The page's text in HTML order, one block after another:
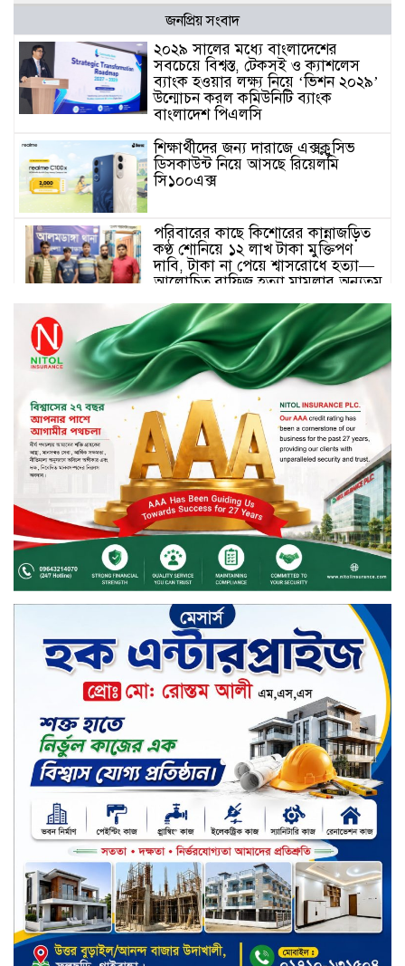
জনপ্রিয় সংবাদ
২০২৯ সালের মধ্যে বাংলাদেশের
সবচেয়ে বিশ্বস্ত, টেকসই ও ক্যাশলেস
ব্যাংক হওয়ার লক্ষ্য নিয়ে ‘ভিশন ২০২৯’
উন্মোচন করল কমিউনিটি ব্যাংক
বাংলাদেশ পিএলসি
শিক্ষার্থীদের জন্য দারাজে এক্সক্লুসিভ
ডিসকাউন্ট নিয়ে আসছে রিয়েলমি
সি১০০এক্স
পরিবারের কাছে কিশোরের কান্নাজড়িত
কণ্ঠ শোনিয়ে ১২ লাখ টাকা মুক্তিপণ
দাবি, টাকা না পেয়ে শ্বাসরোধে হত্যা—
আলোচিত রাফিজ হত্যা মামলার অন্যতম
নড়াইলে বিএনপির ৬ নেতার
বহিষ্কারাদেশ প্রত্যাহার
দেশজুড়ে কেনাকাটায় সেরা অফার, ব্র্যান্ড
রাশ আওয়ার এবং এক্সক্লুসিভ পেমেন্ট
ডিসকাউন্ট নিয়ে এলো দারাজ ৮.৮ গ্রেট
৮ সেল
টাঙ্গাইল জেলা পরিষদের ২৩লাখ টাকার
অনুদান বিতরণ
ডিজিটাল স্ক্রিন ছেড়ে ফসলের মাঠে
শিক্ষার্থীরা; টাঙ্গাইলের মহিষমারা কলেজে
খুন্তি-কোদালে তরুণদের নতুন বিপ্লব!
শান্তা পিনাকলে প্রিমিয়ার ব্যাংকের বোর্ড
সভা অনুষ্ঠিত
কাফরুলে মুক্তিযোদ্ধা কল্যাণ সমিতিতে
ইশতিয়াক আজিজ উলফাতের কোটি
টাকার দুর্নীতি, ফ্ল্যাট দখলের অপচেষ্টা ও
সন্ত্রাসী হামলা
ব্যাংকিং খাত স্থিতিশীল করতে ১৮ মাসের
পরিকল্পনা কেন্দ্রীয় ব্যাংকের
কারখানার উৎপাদন কার্যক্রম সম্পূর্ণ বন্ধ,
জানাল এস আলম কোল্ড রোলড স্টিলস